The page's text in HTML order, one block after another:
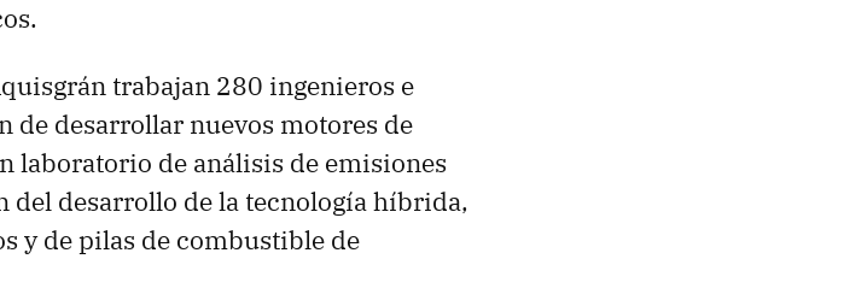
trabajan 280 ingenieros e
de desarrollar nuevos motores de
laboratorio de análisis de emisiones
del desarrollo de la tecnología híbrida,
y de pilas de combustible de